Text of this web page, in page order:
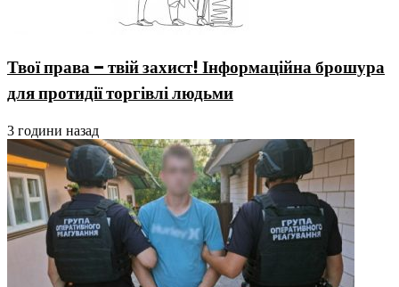
Твої права – твій захист! Інформаційна брошура
для протидії торгівлі людьми
3 години назад